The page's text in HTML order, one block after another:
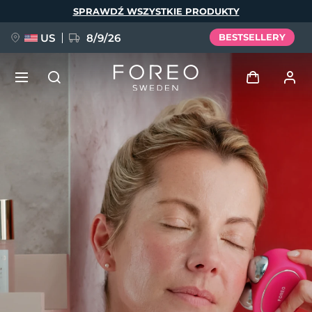
SPRAWDŹ WSZYSTKIE PRODUKTY
US 8/9/26 BESTSELLERY
Profil użytkownika
Moje urządzenia
Moje zamówienia
Moje adresy
Moje subskrypcje
FAQ™ Pure Beauty-Tech Elixir
BREAKING NEWS
issa™ Teeth Whitening Set
Deutsch
Español
Italiano
Português
Svenska
Русский
简体中文 繁體中文